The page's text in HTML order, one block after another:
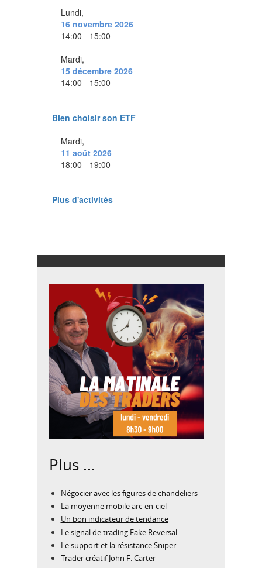
Plus ...
Négocier avec les figures de chandeliers
La moyenne mobile arc-en-ciel
Un bon indicateur de tendance
Le signal de trading Fake Reversal
Le support et la résistance Sniper
Trader créatif John F. Carter